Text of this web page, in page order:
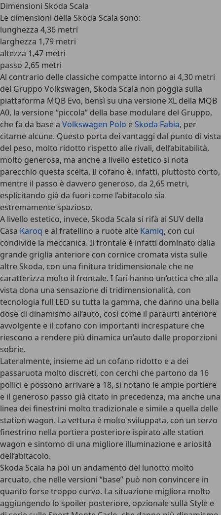
Dimensioni Skoda Scala
Le dimensioni della Skoda Scala sono:
lunghezza 4,36 metri
larghezza 1,79 metri
altezza 1,47 metri
passo 2,65 metri
Al contrario delle classiche compatte intorno ai 4,30 metri
del Gruppo Volkswagen, Skoda Scala non poggia sulla
piattaforma MQB Evo, bensì su una versione XL della MQB
A0, la versione “piccola” della base modulare del Gruppo,
che fa da base a Volkswagen Polo eSkoda Fabia, per
citarne alcune. Questo porta dei vantaggi dal punto di vista
del peso, molto ridotto rispetto alle rivali, dell’abitabilità,
molto generosa, ma anche a livello estetico si nota
parecchio questa scelta. Il cofano è, infatti, piuttosto corto,
mentre il passo è davvero generoso, da 2,65 metri,
esplicitando già da fuori come l’abitacolo sia
estremamente spazioso.
A livello estetico, invece, Skoda Scala si rifà ai SUV della
Casa Karoq e al fratellino a ruote alte Kamiq, con cui
condivide la meccanica. Il frontale è infatti dominato dalla
grande griglia anteriore con cornice cromata vista sulle
altre Skoda, con una finitura tridimensionale che ne
caratterizza molto il frontale. I fari hanno un’ottica che alla
vista dona una sensazione di tridimensionalità, con
tecnologia full LED su tutta la gamma, che danno una bella
dose di dinamismo all’auto, così come il paraurti anteriore
avvolgente e il cofano con importanti increspature che
riescono a rendere più dinamica un’auto dalle proporzioni
sobrie.
Lateralmente, insieme ad un cofano ridotto e a dei
passaruota molto discreti, con cerchi che partono da 16
pollici e possono arrivare a 18, si notano le ampie portiere
e il generoso passo già citato in precedenza, ma anche una
linea dei finestrini molto tradizionale e simile a quella delle
station wagon. La vettura è molto sviluppata, con un terzo
finestrino nella portiera posteriore ispirato alle station
wagon e sintomo di una migliore illuminazione e ariosità
dell’abitacolo.
Skoda Scala ha poi un andamento del lunotto molto
arcuato, che nelle versioni “base” può non convincere in
quanto forse troppo curvo. La situazione migliora molto
aggiungendo lo spoiler posteriore, opzionale sulla Style e